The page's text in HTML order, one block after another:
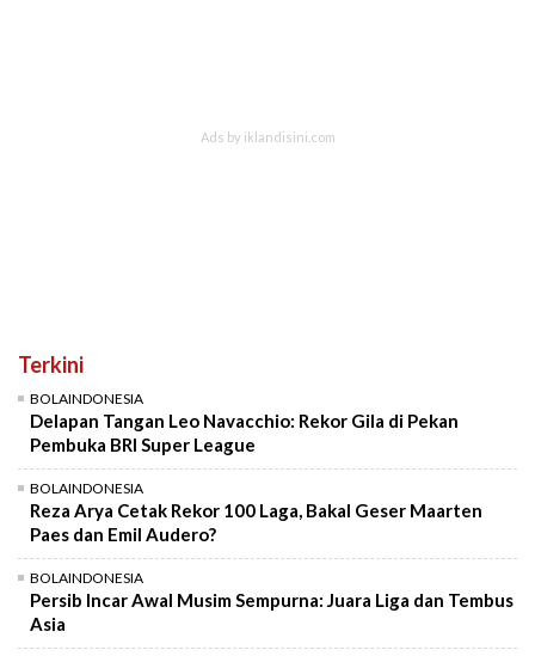
Terkini
BOLAINDONESIA
Delapan Tangan Leo Navacchio: Rekor Gila di Pekan
Pembuka BRI Super League
BOLAINDONESIA
Reza Arya Cetak Rekor 100 Laga, Bakal Geser Maarten
Paes dan Emil Audero?
BOLAINDONESIA
Persib Incar Awal Musim Sempurna: Juara Liga dan Tembus
Asia